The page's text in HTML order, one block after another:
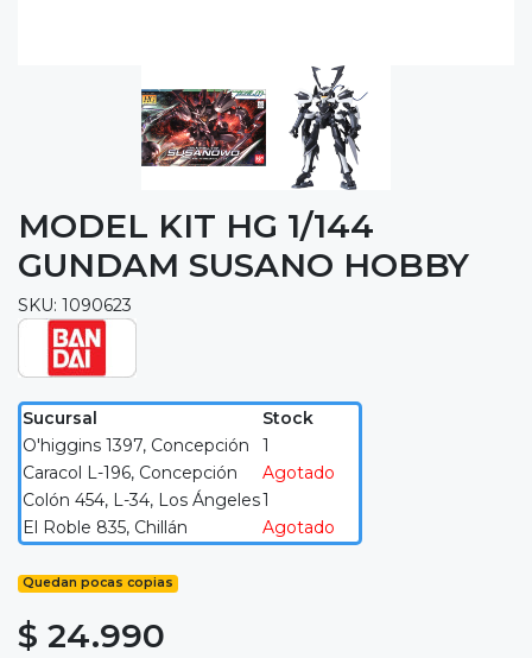
MODEL KIT HG 1/144
GUNDAM SUSANO HOBBY
SKU: 1090623
Sucursal
Stock
O'higgins 1397, Concepción
1
Caracol L-196, Concepción
Agotado
Colón 454, L-34, Los Ángeles1
El Roble 835, Chillán
Agotado
Quedan pocas copias
$ 24.990